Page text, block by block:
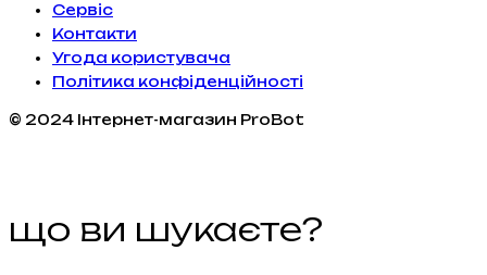
Сервiс
Контакти
Угода користувача
Політика конфіденційності
© 2024 Інтернет-магазин ProBot
що ви шукаєте?